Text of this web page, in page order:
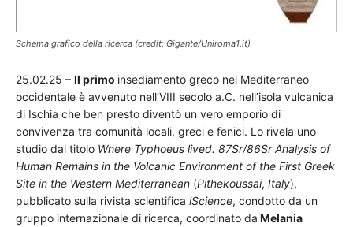
Schema grafico della ricerca (credit: Gigante/Uniroma1.it)
25.02.25 – Il primo insediamento greco nel Mediterraneo
occidentale è avvenuto nell’VIII secolo a.C. nell’isola vulcanica
di Ischia che ben presto diventò un vero emporio di
convivenza tra comunità locali, greci e fenici. Lo rivela uno
studio dal titolo Where Typhoeus lived. 87Sr/86Sr Analysis of
Human Remains in the Volcanic Environment of the First Greek
Site in the Western Mediterranean (Pithekoussai, Italy),
pubblicato sulla rivista scientifica iScience, condotto da un
gruppo internazionale di ricerca, coordinato da Melania